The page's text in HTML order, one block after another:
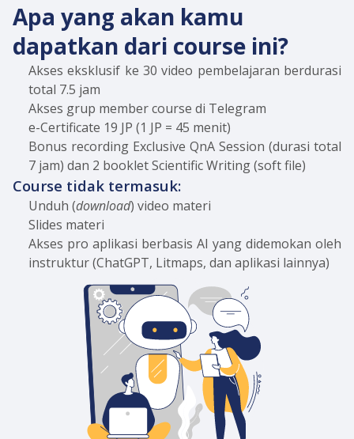
Apa yang akan kamu
dapatkan dari course ini?
Akses eksklusif ke 30 video pembelajaran berdurasi
total 7.5 jam
Akses grup member course di Telegram
e-Certificate 19 JP (1 JP = 45 menit)
Bonus recording Exclusive QnA Session (durasi total
7 jam) dan 2 booklet Scientific Writing (soft file)
Course tidak termasuk:
Unduh (download) video materi
Slides materi
Akses pro aplikasi berbasis AI yang didemokan oleh
instruktur (ChatGPT, Litmaps, dan aplikasi lainnya)